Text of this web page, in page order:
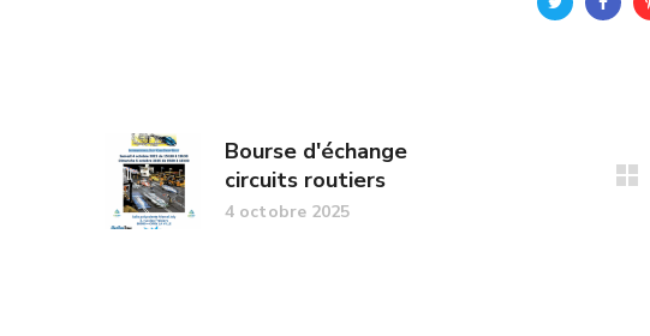
Bourse d'échange
circuits routiers
4 octobre 2025